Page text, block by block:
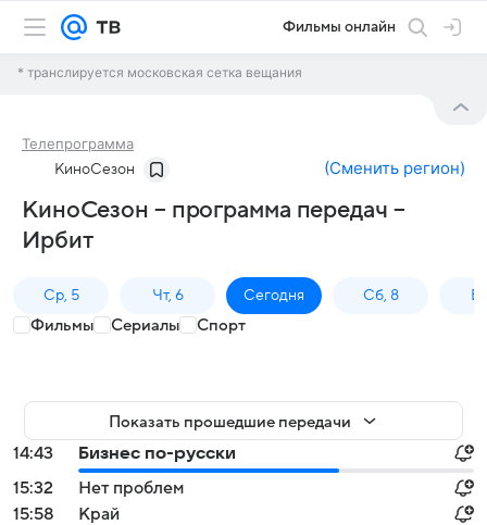
Фильмы онлайн
* транслируется московская сетка вещания
Телепрограмма
КиноСезон (Сменить регион)
КиноСезон – программа передач –
Ирбит
Ср, 5 Чт, 6 Сегодня Сб, 8
Фильмы Сериалы Спорт
Показать прошедшие передачи
14:43
Бизнес по-русски
15:32
Нет проблем
15:58
Край